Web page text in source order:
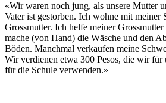
«Wir waren noch jung, als unsere Mutter
Vater ist gestorben. Ich wohne mit meiner
Grossmutter. Ich helfe meiner
mache (von Hand) die Wäsche und den
Böden. Manchmal verkaufen meine
Wir verdienen etwa 300 Pesos, die wir für
für die Schule verwenden.»